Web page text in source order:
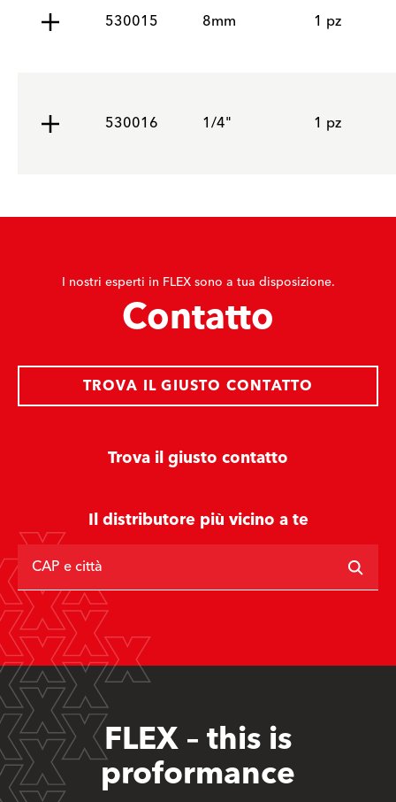
530015 8mm 1 pz
530016 1/4" 1 pz
I nostri esperti in FLEX sono a tua disposizione.
Contatto
Trova il giusto contatto
TROVA IL GIUSTO CONTATTO
Il distributore più vicino a te
CAP e città
FLEX – this is
proformance